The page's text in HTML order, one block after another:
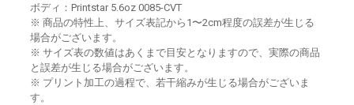
ボディ：Printstar 5.6oz 0085-CVT
※ 商品の特性上、サイズ表記から1〜2cm程度の誤差が生じる
場合がございます。
※ サイズ表の数値はあくまで目安となりますので、実際の商品
と誤差が生じる場合がございます。
※ プリント加工の過程で、若干縮みが生じる場合がございま
す。